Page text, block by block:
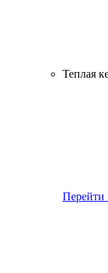
Теплая
Перейти